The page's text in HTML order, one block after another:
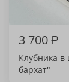
3 700₽
Клубника
бархат"